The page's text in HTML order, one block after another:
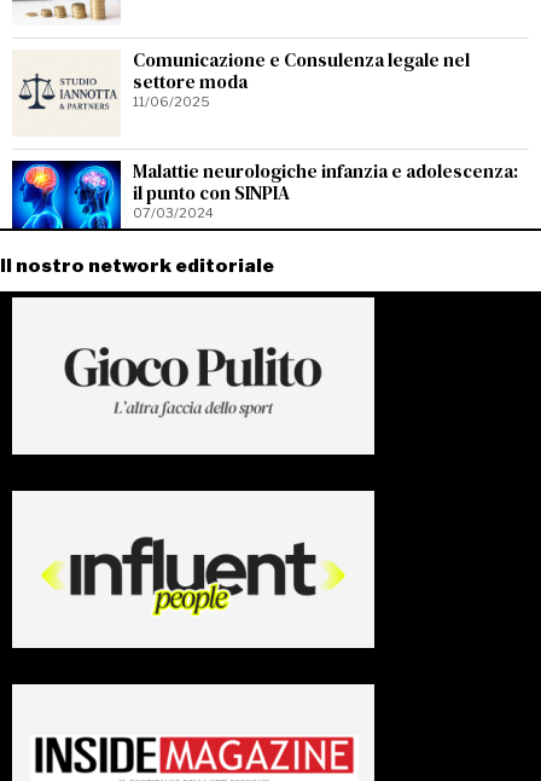
Comunicazione e Consulenza legale nel
settore moda
11/06/2025
Malattie neurologiche infanzia e adolescenza:
il punto con SINPIA
07/03/2024
Il nostro network editoriale